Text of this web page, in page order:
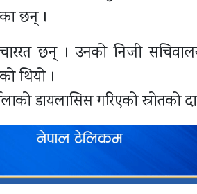
छन् ।
छन् । उनको निजी
थियो ।
डायलासिस गरिएको स्रोतको